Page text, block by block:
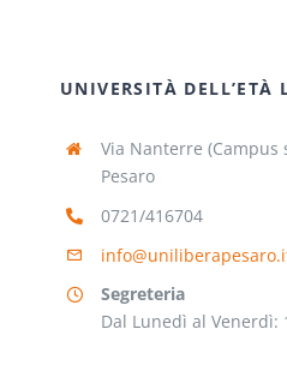
UNIVERSITÀ DELL’ETÀ
Via Nanterre (Campus
Pesaro
0721/416704
Segreteria
Dal Lunedì al Venerdì: